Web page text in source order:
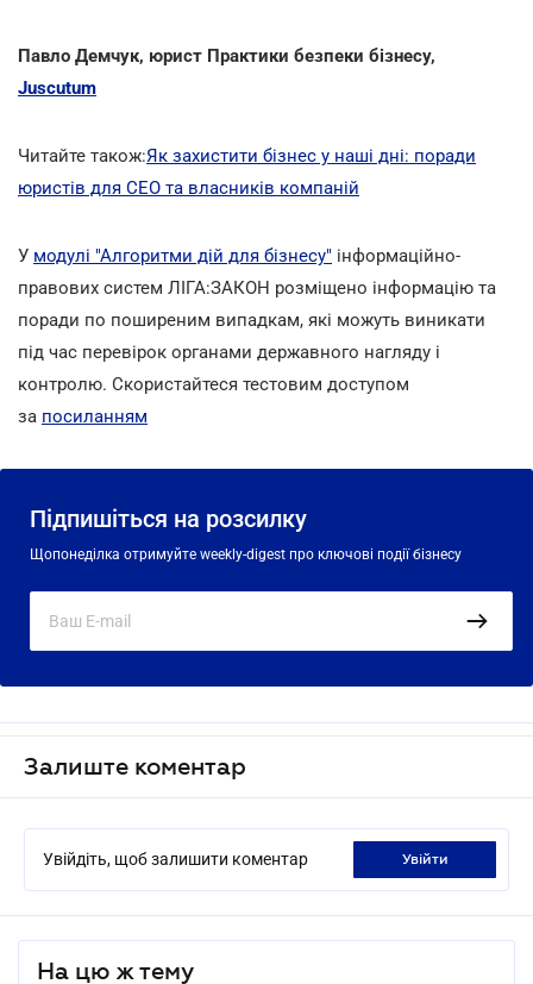
Павло Демчук, юрист Практики безпеки бізнесу,
Juscutum
Читайте також:Як захистити бізнес у наші дні: поради
юристів для CEO та власників компаній
У модулі "Алгоритми дій для бізнесу" інформаційно-
правових систем ЛІГА:ЗАКОН розміщено інформацію та
поради по поширеним випадкам, які можуть виникати
під час перевірок органами державного нагляду і
контролю. Скористайтеся тестовим доступом
за посиланням
Підпишіться на розсилку
Щопонеділка отримуйте weekly-digest про ключові події бізнесу
Залиште коментар
Увійдіть, щоб залишити коментар увійти
На цю ж тему